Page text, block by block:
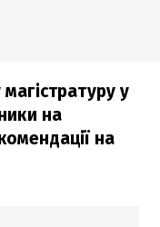
у
на
на